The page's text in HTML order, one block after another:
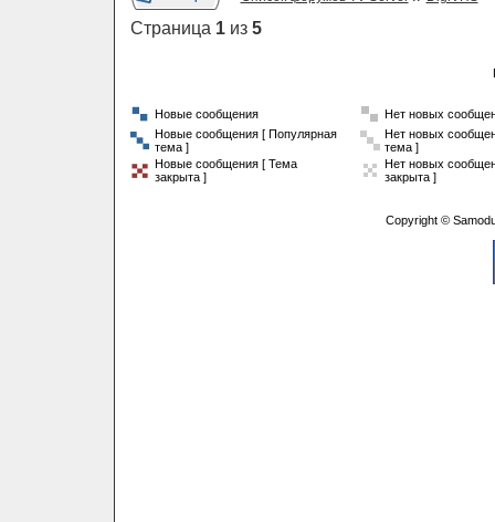
Страница 1из 5
Новые сообщения
Нет новых
Новые сообщения [ Популярная
тема ]
Нет новых
тема ]
Новые сообщения [ Тема
закрыта ]
Нет новых
закрыта ]
Copyright ©